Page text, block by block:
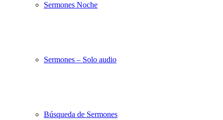
Sermones Noche
Sermones – Solo audio
Búsqueda de Sermones